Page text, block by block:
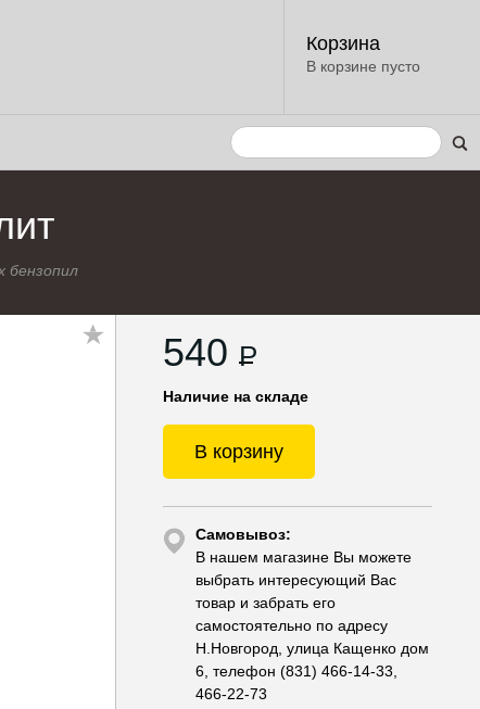
Корзина
В корзине пусто
бензопил
540 P
Наличие на складе
В корзину
Самовывоз:
В нашем магазине Вы можете
выбрать интересующий Вас
товар и забрать его
самостоятельно по адресу
Н.Новгород, улица Кащенко дом
6, телефон (831) 466-14-33,
466-22-73